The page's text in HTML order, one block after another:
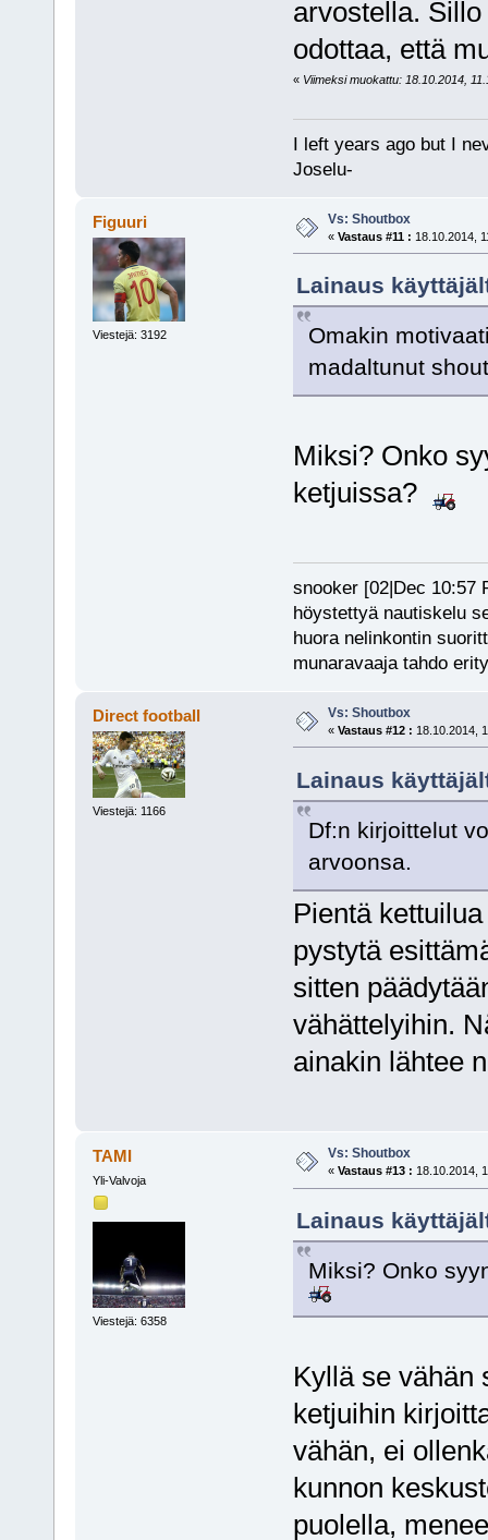
arvostella.
odottaa, että
« Viimeksi muokattu: 18.10.2014,
I left years ago but I
Joselu-
Figuuri
Viestejä: 3192
Vs: Shoutbox
« Vastaus #11 : 18.10.2014,
Lainaus
Omakin
madaltunut
Miksi? Onko
ketjuissa?
snooker [02|Dec 10:57
höystettyä nautiskelu
huora nelinkontin
munaravaaja tahdo
Direct football
Viestejä: 1166
Vs: Shoutbox
« Vastaus #12 : 18.10.2014,
Lainaus
Df:n kirjoittelut
arvoonsa.
Pientä
pystytä
sitten
vähättelyihin.
ainakin lähtee
TAMI
Yli-Valvoja
Viestejä: 6358
Vs: Shoutbox
« Vastaus #13 : 18.10.2014,
Lainaus
Miksi? Onko
Kyllä se vähän
ketjuihin
vähän, ei
kunnon
puolella,